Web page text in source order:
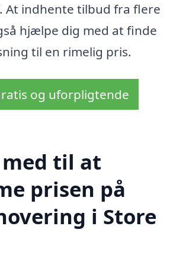
At indhente tilbud fra flere
hjælpe dig med at finde
til en rimelig pris.
og uforpligtende
til at
prisen på
i Store